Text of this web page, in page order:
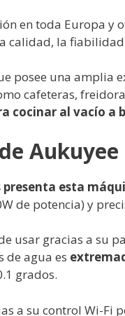
en toda Europa y
calidad, la
posee una amplia
cafeteras,
cocinar al vacío a
Aukuyee
presenta esta
de potencia) y
usar gracias a su
de agua es
grados.
a su control Wi-Fi